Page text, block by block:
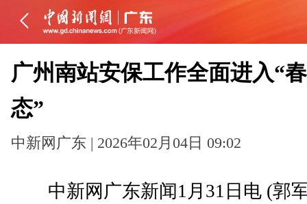
广州南站安保工作全面进入“
态”
中新网广东 | 2026年02月04日 09:02
中新网广东新闻1月31日电 (郭